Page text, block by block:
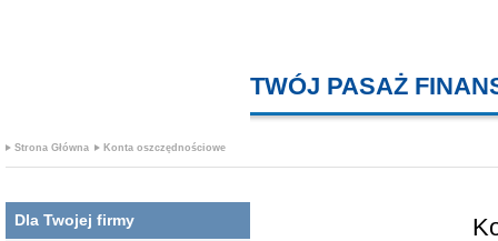
TWÓJ PASAŻ
Strona Główna Konta oszczędnościowe
Dla Twojej firmy